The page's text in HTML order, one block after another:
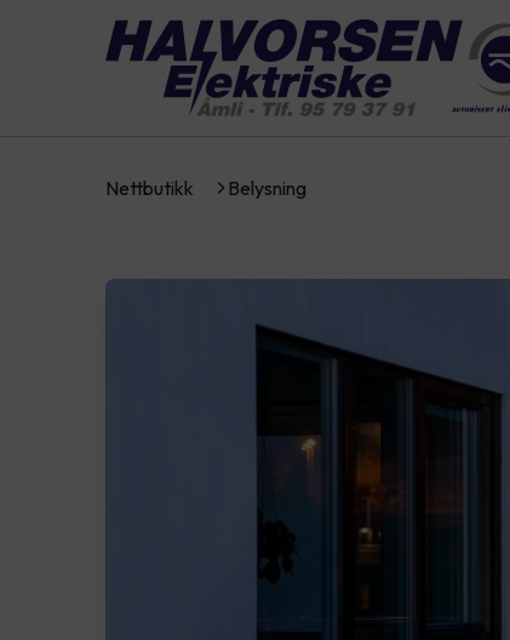
Nettbutikk Belysning